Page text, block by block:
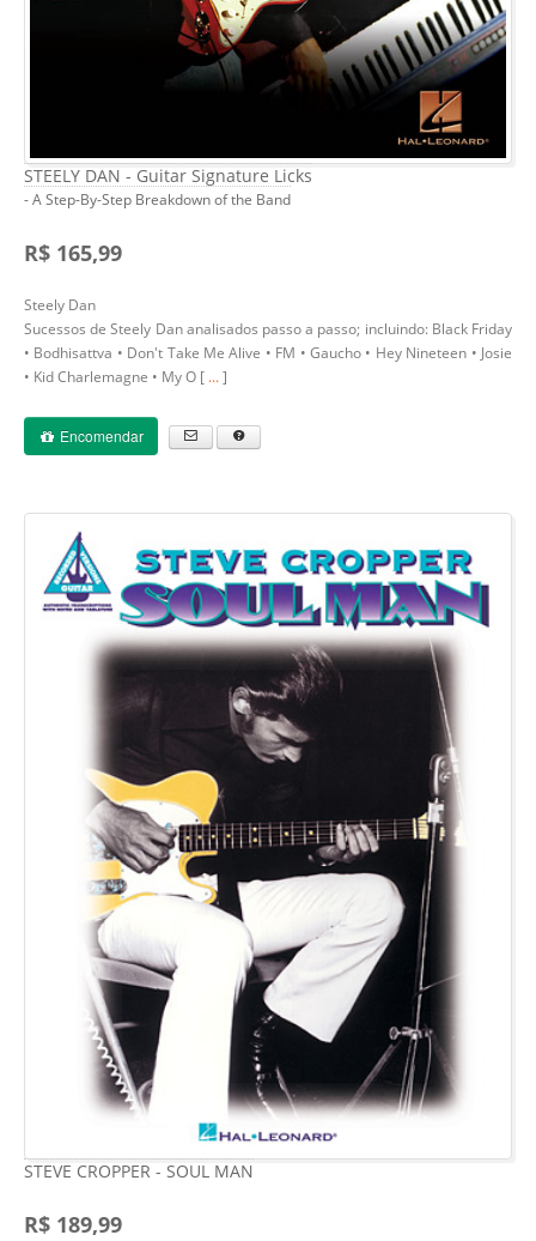
STEELY DAN - Guitar Signature Licks
- A Step-By-Step Breakdown of the Band
R$ 165,99
Steely Dan
Sucessos de Steely Dan analisados passo a passo; incluindo: Black Friday
• Bodhisattva • Don't Take Me Alive • FM • Gaucho • Hey Nineteen • Josie
• Kid Charlemagne • My O [ ...]
Encomendar
STEVE CROPPER - SOUL MAN
R$ 189,99